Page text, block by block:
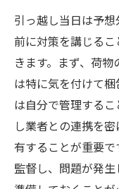
引っ越し当日は予
前に対策を講じる
きます。まず、荷
は特に気を付けて
は自分で管理する
し業者との連携を
有することが重要
監督し、問題が発